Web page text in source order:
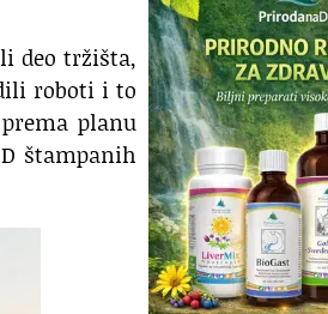
deo tržišta,
roboti i to
planu
štampanih